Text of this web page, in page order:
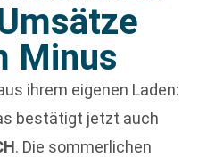
Minus
ihrem eigenen Laden:
bestätigt jetzt auch
. Die sommerlichen